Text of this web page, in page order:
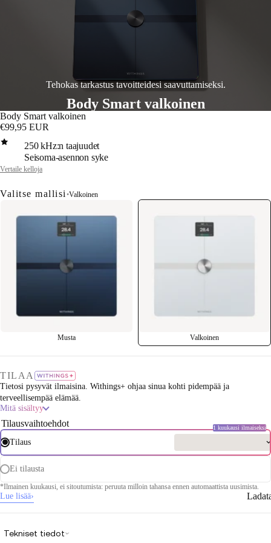
Tehokas tarkastus tavoitteidesi saavuttamiseksi.
Body Smart valkoinen
Body Smart valkoinen
€99,95 EUR
250 kHz:n taajuudet
Seisoma-asennon syke
Vertaile kelloja
Valitse mallisi •Valkoinen
Musta Valkoinen
TILAA
Tietosi pysyvät ilmaisina. Withings+ ohjaa sinua kohti pidempää ja
terveellisempää elämää.
Mitä sisältyy
Tilausvaihtoehdot
Tilaus
1 kuukausi ilmaiseksi
Ei tilausta
*Ilmainen kuukausi, ei sitoutumista: peruuta milloin tahansa ennen automaattista uusimista.
Lue lisää›
Tekniset tiedot